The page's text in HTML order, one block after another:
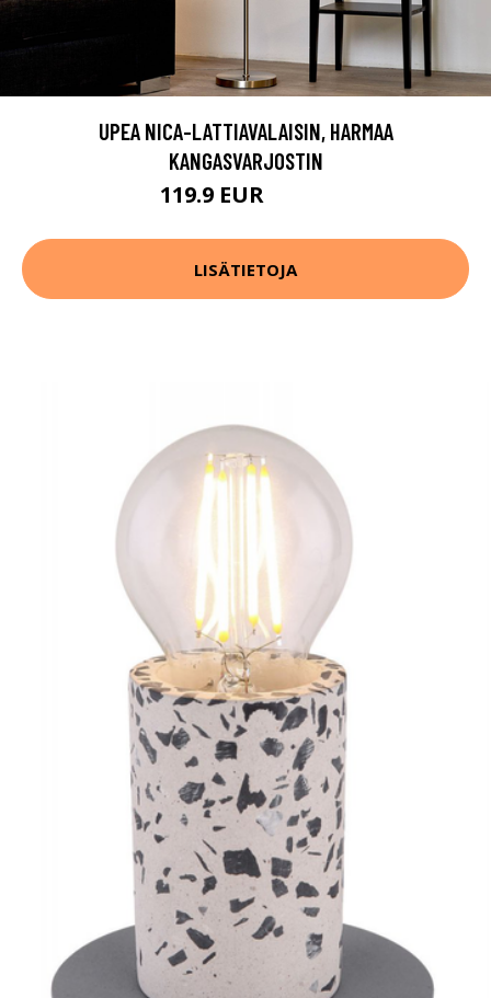
UPEA NICA-LATTIAVALAISIN, HARMAA
KANGASVARJOSTIN
119.9 EUR
LISÄTIETOJA